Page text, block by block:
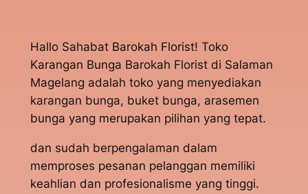
Hallo Sahabat Barokah Florist! Toko
Karangan Bunga Barokah Florist di Salaman
Magelang adalah toko yang menyediakan
karangan bunga, buket bunga, arasemen
bunga yang merupakan pilihan yang tepat.
dan sudah berpengalaman dalam
memproses pesanan pelanggan memiliki
keahlian dan profesionalisme yang tinggi.